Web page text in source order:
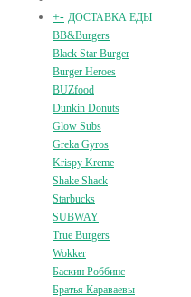
+- ДОСТАВКА ЕДЫ
BB&Burgers
Black Star Burger
Burger Heroes
BUZfood
Dunkin Donuts
Glow Subs
Greka Gyros
Krispy Kreme
Shake Shack
Starbucks
SUBWAY
True Burgers
Wokker
Баскин Роббинс
Братья Караваевы